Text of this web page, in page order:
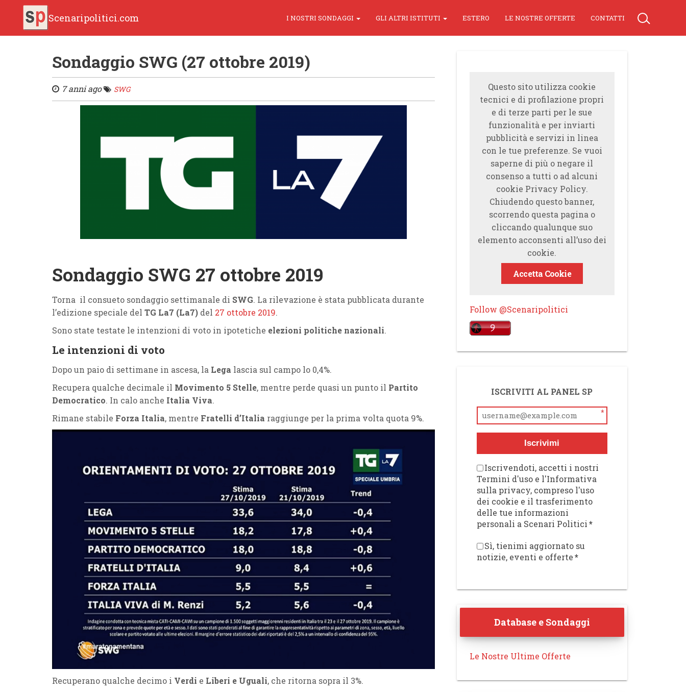
Scenaripolitici.com I NOSTRI SONDAGGI GLI ALTRI ISTITUTI ESTERO LE NOSTRE OFFERTE CONTATTI
Sondaggio SWG (27 ottobre 2019)
7 anni ago SWG
Sondaggio SWG 27 ottobre 2019
Torna il consueto sondaggio settimanale di SWG. La rilevazione è stata pubblicata durante
l’edizione speciale del TG La7 (La7) del 27 ottobre 2019.
Sono state testate le intenzioni di voto in ipotetiche elezioni politiche nazionali.
Le intenzioni di voto
Dopo un paio di settimane in ascesa, la Lega lascia sul campo lo 0,4%.
Recupera qualche decimale il Movimento 5 Stelle, mentre perde quasi un punto il Partito
Democratico. In calo anche Italia Viva.
Rimane stabile Forza Italia, mentre Fratelli d’Italia raggiunge per la prima volta quota 9%.
Recuperano qualche decimo i Verdi e Liberi e Uguali, che ritorna sopra il 3%.
Questo sito utilizza cookie
tecnici e di profilazione propri
e di terze parti per le sue
funzionalità e per inviarti
pubblicità e servizi in linea
con le tue preferenze. Se vuoi
saperne di più o negare il
consenso a tutti o ad alcuni
cookie Privacy Policy.
Chiudendo questo banner,
scorrendo questa pagina o
cliccando qualunque suo
elemento acconsenti all’uso dei
cookie.
Accetta Cookie
Follow @Scenaripolitici
ISCRIVITI AL PANEL SP
*
Iscrivimi
Iscrivendoti, accetti i nostri
Termini d'uso e l'Informativa
sulla privacy, compreso l'uso
dei cookie e il trasferimento
delle tue informazioni
personali a Scenari Politici*
Sì, tienimi aggiornato su
notizie, eventi e offerte*
Database e Sondaggi
Le Nostre Ultime Offerte